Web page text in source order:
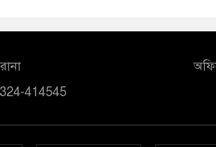
414545